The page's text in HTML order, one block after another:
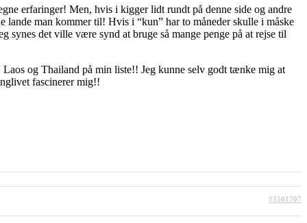
erfaringer! Men, hvis i kigger lidt rundt på denne side og andre
man kommer til! Hvis i “kun” har to måneder skulle i måske
synes det ville være synd at bruge så mange penge på at rejse til
og Thailand på min liste!! Jeg kunne selv godt tænke mig at
fascinerer mig!!
#3501707